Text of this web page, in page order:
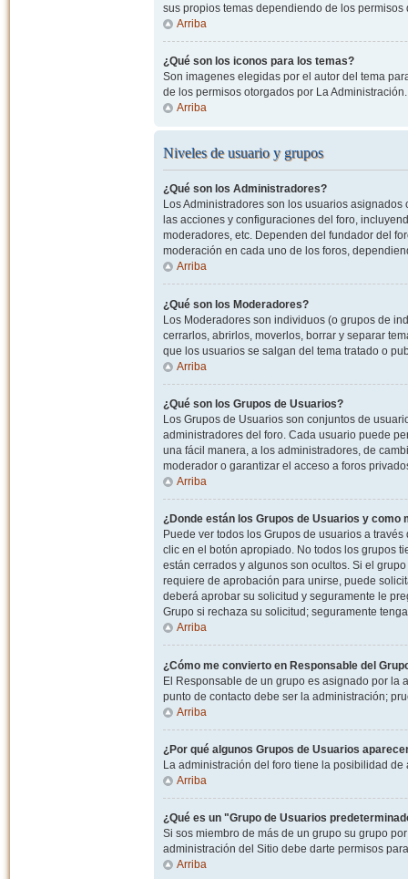
sus propios temas dependiendo de los
Arriba
¿Qué son los iconos para los temas?
Son imagenes elegidas por el autor del tema
de los permisos otorgados por La Administración.
Arriba
Niveles de usuario y grupos
¿Qué son los Administradores?
Los Administradores son los usuarios
las acciones y configuraciones del foro,
moderadores, etc. Dependen del fundador del
moderación en cada uno de los foros,
Arriba
¿Qué son los Moderadores?
Los Moderadores son individuos (o grupos de
cerrarlos, abrirlos, moverlos, borrar y separar
que los usuarios se salgan del tema tratado o
Arriba
¿Qué son los Grupos de Usuarios?
Los Grupos de Usuarios son conjuntos de
administradores del foro. Cada usuario puede
una fácil manera, a los administradores, de
moderador o garantizar el acceso a foros
Arriba
¿Donde están los Grupos de Usuarios y como
Puede ver todos los Grupos de usuarios a
clic en el botón apropiado. No todos los grupos
están cerrados y algunos son ocultos. Si el
requiere de aprobación para unirse, puede
deberá aprobar su solicitud y seguramente le
Grupo si rechaza su solicitud; seguramente
Arriba
¿Cómo me convierto en Responsable del
El Responsable de un grupo es asignado por la
punto de contacto debe ser la administración;
Arriba
¿Por qué algunos Grupos de Usuarios
La administración del foro tiene la posibilidad
Arriba
¿Qué es un "Grupo de Usuarios
Si sos miembro de más de un grupo su grupo
administración del Sitio debe darte permisos
Arriba